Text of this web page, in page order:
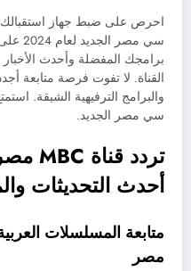
احرص على ضبط جهاز استقبالك
سي
برامجك المفضلة وأحدث الأخبار
القناة. لا تفوت فرصة متابعة
والبرامج الترفيهية الشيقة.
سي مصر الجديد.
أحدث التحديثات
مصر